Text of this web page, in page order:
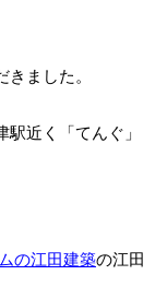
ました。
近く「てんぐ」
の江田建築の江田